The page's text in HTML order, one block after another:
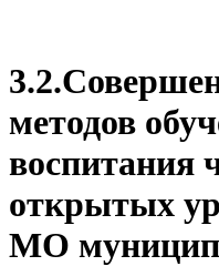
методов
воспитания
открытых
МО